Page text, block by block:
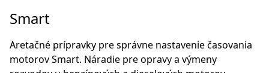
Smart
Aretačné prípravky pre správne nastavenie časovania
motorov Smart. Náradie pre opravy a výmeny